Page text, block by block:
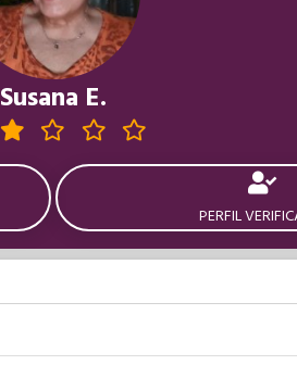
Susana E.
PERFIL